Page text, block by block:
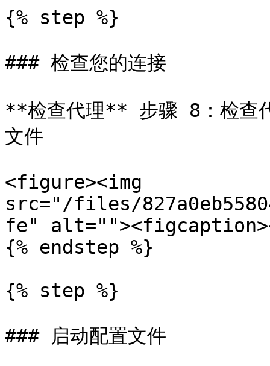
{% step %}
### 检查您的连接
**检查代理** 步骤 8：检查
文件
<figure><img
src="/files/
fe"
{% endstep %}
{% step %}
### 启动配置文件